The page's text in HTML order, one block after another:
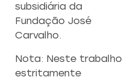
subsidiária da
Fundação José
Carvalho.
Nota: Neste trabalho
estritamente